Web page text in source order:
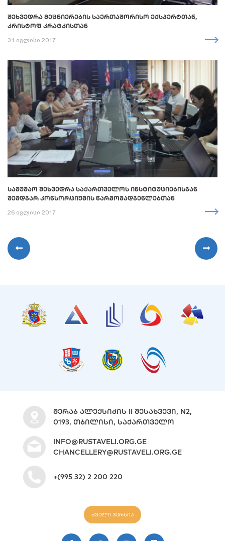
ᲨᲔᲮᲕᲔᲓᲠᲐ ᲛᲔᲪᲜᲘᲔᲠᲔᲑᲘᲡ ᲡᲐᲔᲠᲗᲐᲨᲝᲠᲘᲡᲝ ᲔᲥᲡᲞᲔᲠᲢᲗᲐᲜ,
ᲙᲠᲘᲡᲢᲝᲤ ᲙᲠᲐᲢᲙᲘᲡᲗᲐᲜ
31 ივლისი 2017
ᲡᲐᲛᲣᲨᲐᲝ ᲨᲔᲮᲕᲔᲓᲠᲐ ᲡᲐᲥᲐᲠᲗᲕᲔᲚᲝᲡ ᲘᲜᲡᲢᲘᲢᲣᲪᲘᲔᲑᲘᲡᲒᲐᲜ
ᲨᲔᲛᲓᲒᲐᲠ ᲙᲝᲜᲡᲝᲠᲪᲘᲣᲛᲘᲡ ᲬᲐᲠᲛᲝᲛᲐᲓᲒᲔᲜᲚᲔᲑᲗᲐᲜ
26 ივლისი 2017
ᲛᲔᲠᲐᲑ ᲐᲚᲔᲥᲡᲘᲫᲘᲡ II ᲨᲔᲡᲐᲮᲕᲔᲕᲘ, N2,
0193, ᲗᲑᲘᲚᲘᲡᲘ, ᲡᲐᲥᲐᲠᲗᲕᲔᲚᲝ
INFO@RUSTAVELI.ORG.GE
CHANCELLERY@RUSTAVELI.ORG.GE
+(995 32) 2 200 220
ძველი ვერსია